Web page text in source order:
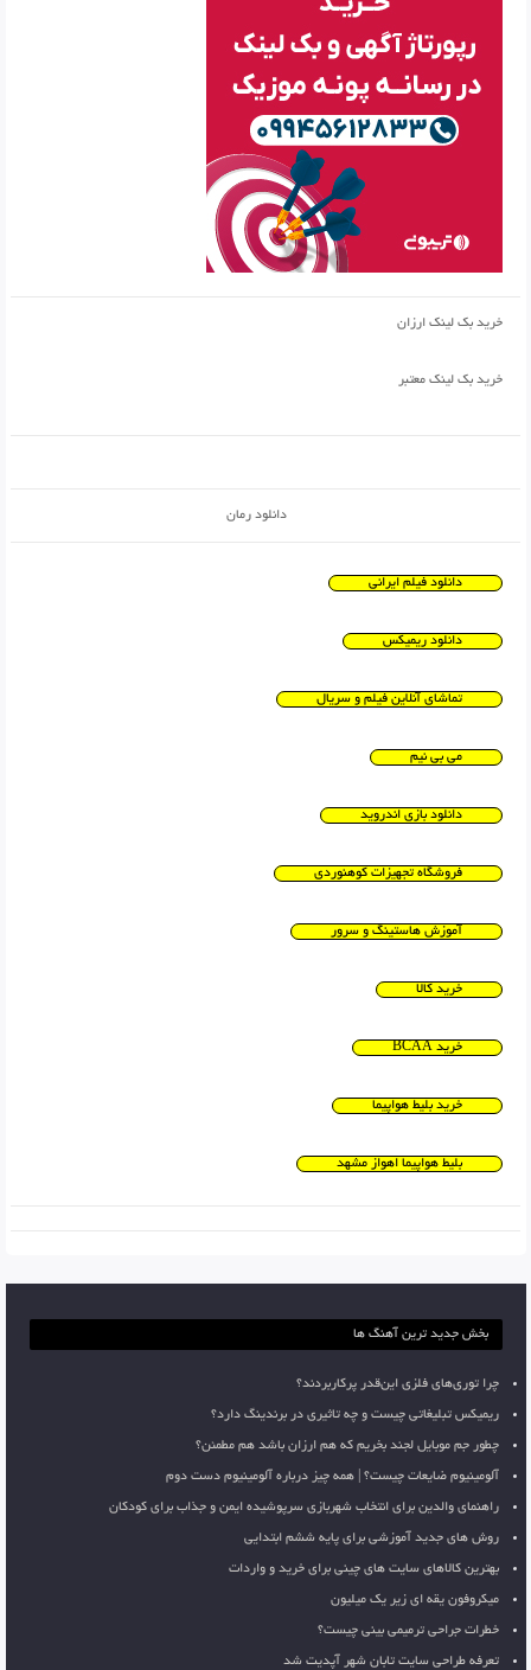
خرید بک لینک ارزان
خرید بک لینک معتبر
دانلود رمان
دانلود فیلم ایرانی
دانلود ریمیکس
تماشای آنلاین فیلم و سریال
می بی نیم
دانلود بازی اندروید
فروشگاه تجهیزات کوهنوردی
آموزش هاستینگ و سرور
خرید کالا
خرید BCAA
خرید بلیط هواپیما
بلیط هواپیما اهواز مشهد
بخش جدید ترین آهنگ ها
چرا توری‌های فلزی این‌قدر پرکاربردند؟
ریمیکس تبلیغاتی چیست و چه تاثیری در برندینگ دارد؟
چطور جم موبایل لجند بخریم که هم ارزان باشد هم مطمئن؟
آلومینیوم ضایعات چیست؟ | همه چیز درباره آلومینیوم دست دوم
راهنمای والدین برای انتخاب شهربازی سرپوشیده ایمن و جذاب برای کودکان
روش های جدید آموزشی برای پایه ششم ابتدایی
بهترین کالاهای سایت های چینی برای خرید و واردات
میکروفون یقه ای زیر یک میلیون
خطرات جراحی ترمیمی بینی چیست؟
تعرفه طراحی سایت تابان شهر آپدیت شد